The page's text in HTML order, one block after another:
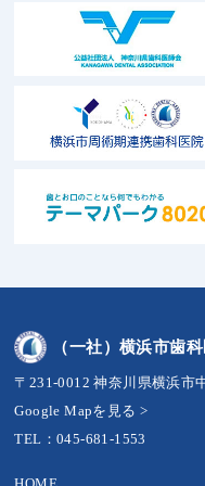
（一社）横浜市歯
〒231-0012 神奈川県横浜市
Google Mapを見る >
TEL：045-681-1553